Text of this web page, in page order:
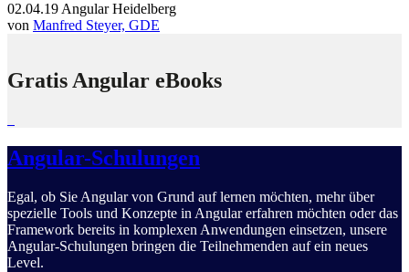
02.04.19Angular Heidelberg
von Manfred Steyer, GDE
Gratis Angular eBooks
Angular-Schulungen
Egal, ob Sie Angular von Grund auf lernen möchten, mehr über
spezielle Tools und Konzepte in Angular erfahren möchten oder das
Framework bereits in komplexen Anwendungen einsetzen, unsere
Angular-Schulungen bringen die Teilnehmenden auf ein neues
Level.